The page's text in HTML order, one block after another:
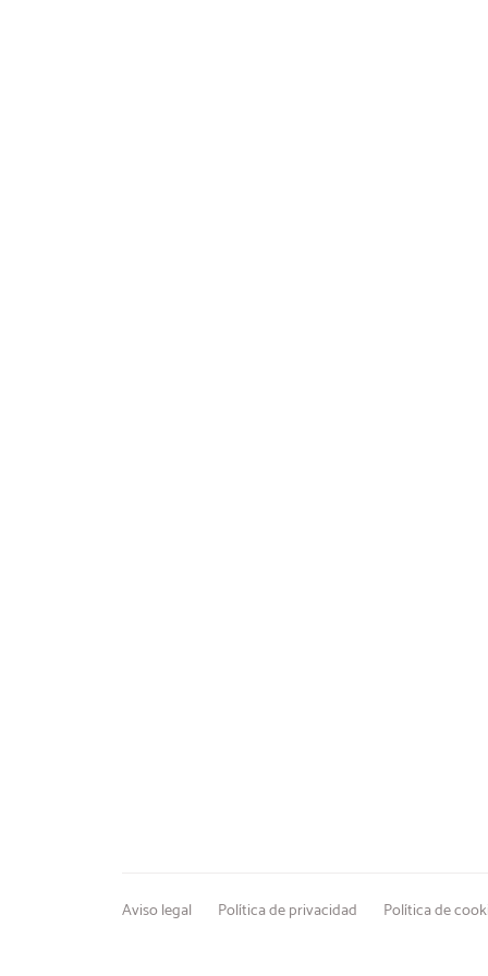
Aviso legal Política de privacidad Política de